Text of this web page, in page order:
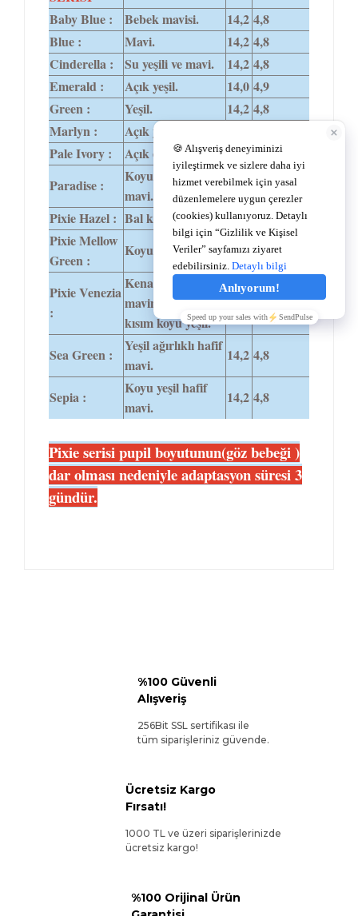
Baby Blue :
Bebek mavisi. 14,2 4,8
Blue :
Mavi. 14,2 4,8
Cinderella :
Su yeşili ve mavi. 14,2 4,8
Emerald :
Açık yeşil. 14,0 4,9
Green :
Yeşil. 14,2 4,8
Marlyn :
Açık yeşil.
Pale Ivory :
Açık ela. 14,2 4,8
Paradise :
Koyu yeşil,hafif
mavi.
14,2 4,8
Pixie Hazel : Bal kahve ,ela. 14,2 4,1
Pixie Mellow
Green :
Koyu yeşil. 14,2 4,1
Pixie Venezia
:
Kenar kısım
mavimsi,orta
kısım koyu yeşil.
14,2 4,1
Sea Green :
Yeşil ağırlıklı hafif
mavi.
14,2 4,8
Sepia :
Koyu yeşil hafif
mavi.
14,2 4,8
Pixie serisi pupil boyutunun(göz bebeği )
dar olması nedeniyle adaptasyon süresi 3
gündür.
%100 Güvenli
Alışveriş
256Bit SSL sertifikası ile
tüm siparişleriniz güvende.
Ücretsiz Kargo
Fırsatı!
1000 TL ve üzeri siparişlerinizde
ücretsiz kargo!
%100 Orijinal Ürün